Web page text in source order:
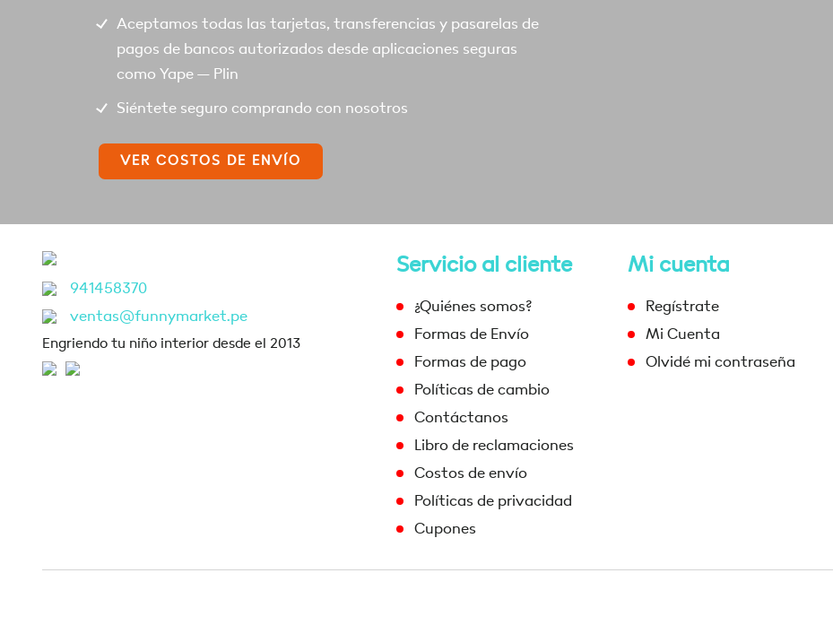
Aceptamos todas las tarjetas, transferencias y pasarelas de
pagos de bancos autorizados desde aplicaciones seguras
como Yape – Plin
Siéntete seguro comprando con nosotros
VER COSTOS DE ENVÍO
941458370
ventas@funnymarket.pe
Engriendo tu niño interior desde el 2013
Servicio al cliente
¿Quiénes somos?
Formas de Envío
Formas de pago
Políticas de cambio
Contáctanos
Libro de reclamaciones
Costos de envío
Políticas de privacidad
Cupones
Mi cuenta
Regístrate
Mi Cuenta
Olvidé mi contraseña